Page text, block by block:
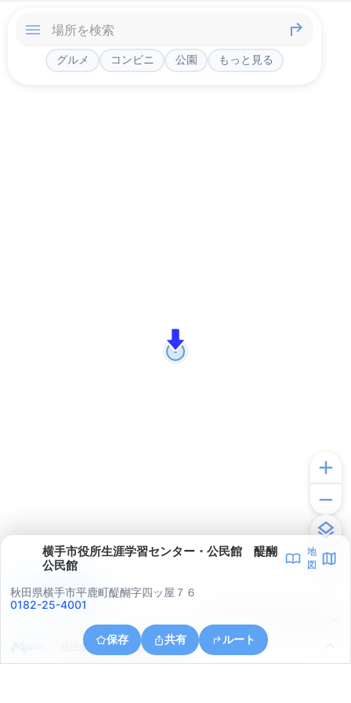
グルメ コンビニ 公園 もっと見る
横手市役所生涯学習センター・公民館 醍醐
公民館
地
図
秋田県横手市平鹿町醍醐字四ッ屋７６
0182-25-4001
保存 共有 ルート
秋田県横手市平鹿町醍醐亀井沢
アプリで見る